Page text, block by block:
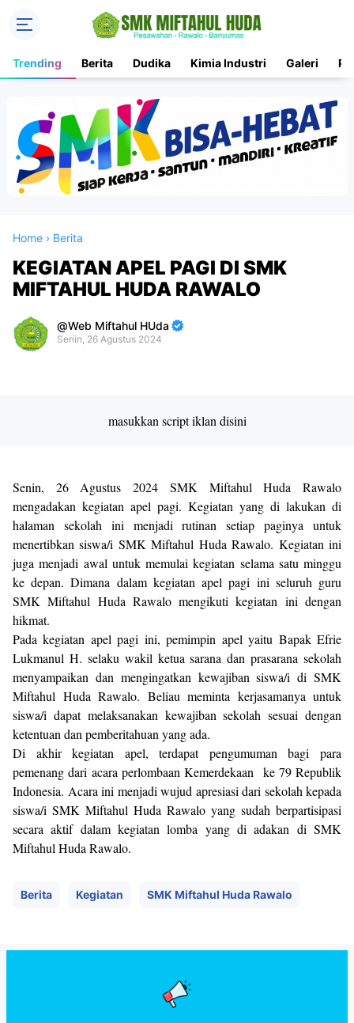
Trending Berita Dudika Kimia Industri Galeri
Home › Berita
KEGIATAN APEL PAGI DI SMK
MIFTAHUL HUDA RAWALO
Web Miftahul HUda
Senin, 26 Agustus 2024
masukkan script iklan disini
Senin, 26 Agustus 2024 SMK Miftahul Huda Rawalo
mengadakan kegiatan apel pagi. Kegiatan yang di lakukan di
halaman sekolah ini menjadi rutinan setiap paginya untuk
menertibkan siswa/i SMK Miftahul Huda Rawalo. Kegiatan ini
juga menjadi awal untuk memulai kegiatan selama satu minggu
ke depan. Dimana dalam kegiatan apel pagi ini seluruh guru
SMK Miftahul Huda Rawalo mengikuti kegiatan ini dengan
hikmat.
Pada kegiatan apel pagi ini, pemimpin apel yaitu Bapak Efrie
Lukmanul H. selaku wakil ketua sarana dan prasarana sekolah
menyampaikan dan mengingatkan kewajiban siswa/i di SMK
Miftahul Huda Rawalo. Beliau meminta kerjasamanya untuk
siswa/i dapat melaksanakan kewajiban sekolah sesuai dengan
ketentuan dan pemberitahuan yang ada.
Di akhir kegiatan apel, terdapat pengumuman bagi para
pemenang dari acara perlombaan Kemerdekaan ke 79 Republik
Indonesia. Acara ini menjadi wujud apresiasi dari sekolah kepada
siswa/i SMK Miftahul Huda Rawalo yang sudah berpartisipasi
secara aktif dalam kegiatan lomba yang di adakan di SMK
Miftahul Huda Rawalo.
Berita Kegiatan SMK Miftahul Huda Rawalo